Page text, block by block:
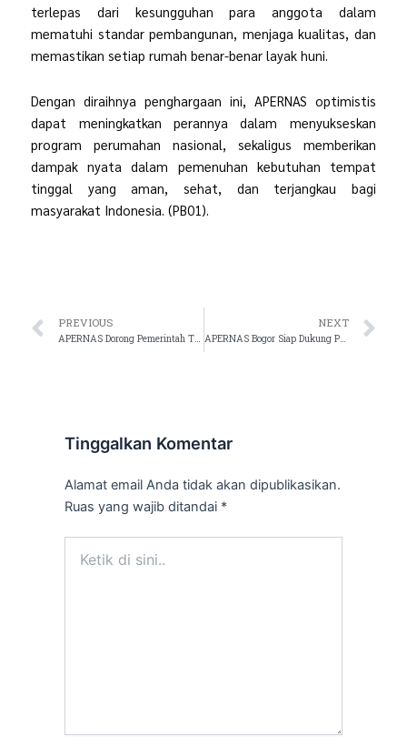
terlepas dari kesungguhan para anggota dalam
mematuhi standar pembangunan, menjaga kualitas, dan
memastikan setiap rumah benar-benar layak huni.
Dengan diraihnya penghargaan ini, APERNAS optimistis
dapat meningkatkan perannya dalam menyukseskan
program perumahan nasional, sekaligus memberikan
dampak nyata dalam pemenuhan kebutuhan tempat
tinggal yang aman, sehat, dan terjangkau bagi
masyarakat Indonesia. (PB01).
Prev
PREVIOUS NEXT
APERNAS Bogor Siap Dukung Program Tiga Juta Rumah dan Sosialisasi Kredit Program Perumahan
Tinggalkan Komentar
Alamat email Anda tidak akan dipublikasikan.
Ruas yang wajib ditandai *